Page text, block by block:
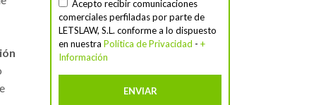
Acepto recibir comunicaciones
comerciales perfiladas por parte de
LETSLAW, S.L. conforme a lo dispuesto
en nuestra Política de Privacidad - +
Información